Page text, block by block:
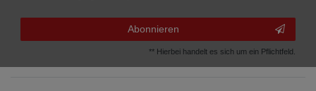
Abonnieren
** Hierbei handelt es sich um ein Pflichtfeld.